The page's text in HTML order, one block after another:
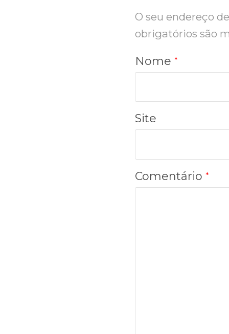
O seu endereço
obrigatórios são
Nome *
Site
Comentário *